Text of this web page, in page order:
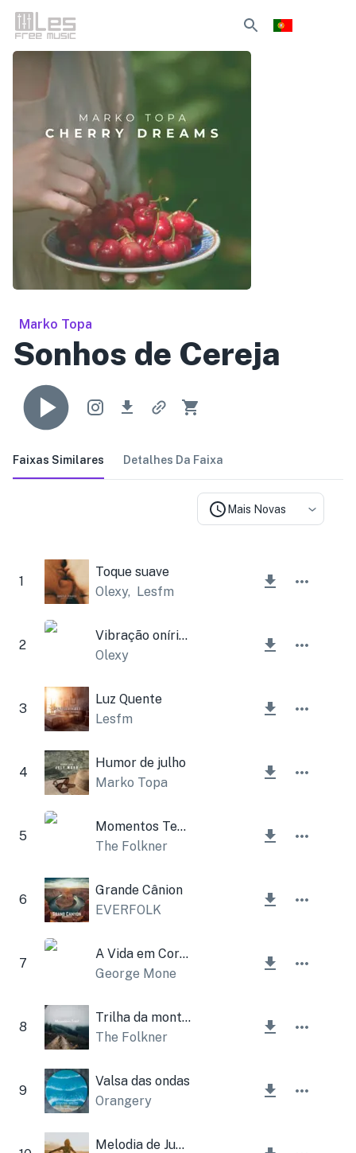
Marko Topa
Sonhos de Cereja
Faixas Similares Detalhes Da Faixa
Mais Novas
1
Toque suave
Olexy, Lesfm
2
Vibração onírica
Olexy
3
Luz Quente
Lesfm
4
Humor de julho
Marko Topa
5
Momentos Ternos
The Folkner
6
Grande Cânion
EVERFOLK
7
A Vida em Cores
George Mone
8
Trilha da montanha
The Folkner
9
Valsa das ondas
Orangery
Melodia de Junho Instrumental